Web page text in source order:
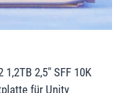
1,2TB 2,5" SFF 10K
für Unity